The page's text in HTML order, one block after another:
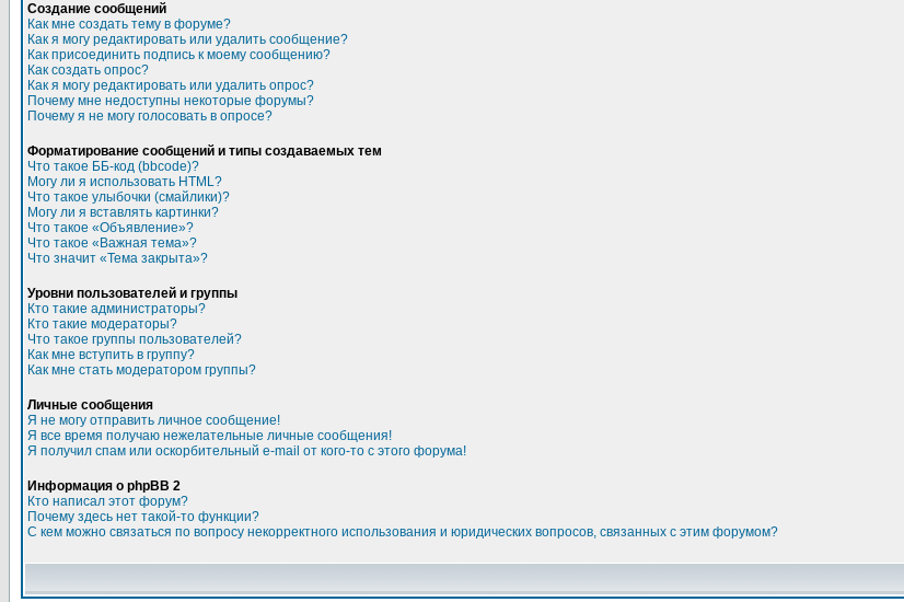
Создание сообщений
Как мне создать тему в форуме?
Как я могу редактировать или удалить сообщение?
Как присоединить подпись к моему сообщению?
Как создать опрос?
Как я могу редактировать или удалить опрос?
Почему мне недоступны некоторые форумы?
Почему я не могу голосовать в опросе?
Форматирование сообщений и типы создаваемых тем
Что такое ББ-код (bbcode)?
Могу ли я использовать HTML?
Что такое улыбочки (смайлики)?
Могу ли я вставлять картинки?
Что такое «Объявление»?
Что такое «Важная тема»?
Что значит «Тема закрыта»?
Уровни пользователей и группы
Кто такие администраторы?
Кто такие модераторы?
Что такое группы пользователей?
Как мне вступить в группу?
Как мне стать модератором группы?
Личные сообщения
Я не могу отправить личное сообщение!
Я все время получаю нежелательные личные сообщения!
Я получил спам или оскорбительный e-mail от кого-то с этого форума!
Информация о phpBB 2
Кто написал этот форум?
Почему здесь нет такой-то функции?
С кем можно связаться по вопросу некорректного использования и юридических вопросов, связанных с этим форумом?